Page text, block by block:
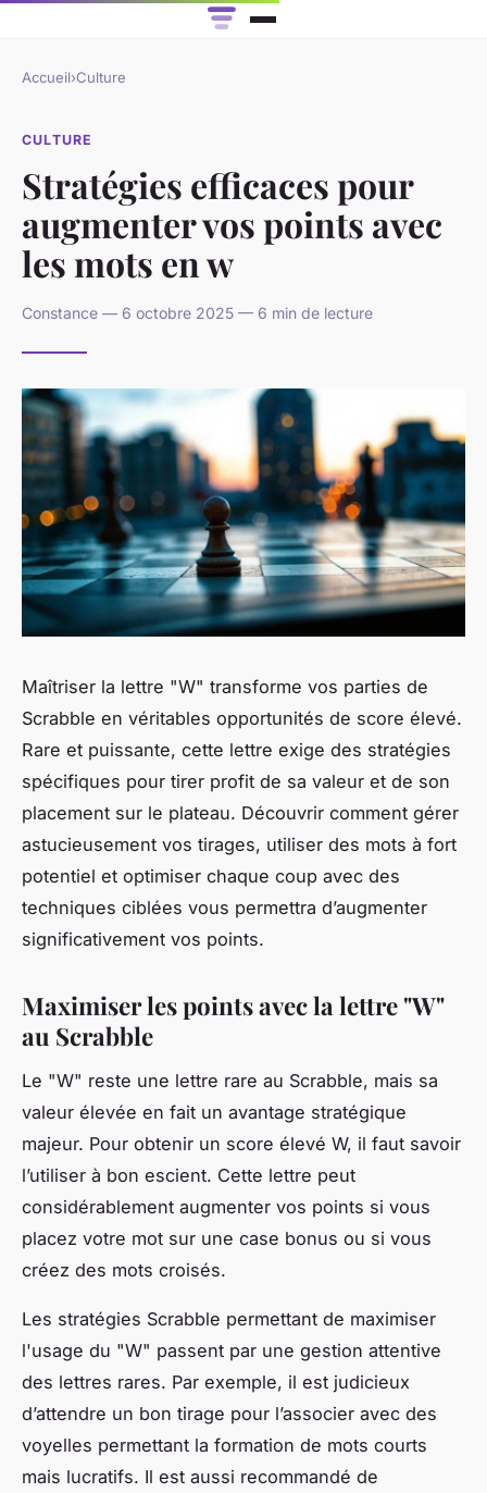
Accueil›Culture
CULTURE
Stratégies efficaces pour
augmenter vos points avec
les mots en w
Constance — 6 octobre 2025 — 6 min de lecture
Maîtriser la lettre "W" transforme vos parties de
Scrabble en véritables opportunités de score élevé.
Rare et puissante, cette lettre exige des stratégies
spécifiques pour tirer profit de sa valeur et de son
placement sur le plateau. Découvrir comment gérer
astucieusement vos tirages, utiliser des mots à fort
potentiel et optimiser chaque coup avec des
techniques ciblées vous permettra d’augmenter
significativement vos points.
Maximiser les points avec la lettre "W"
au Scrabble
Le "W" reste une lettre rare au Scrabble, mais sa
valeur élevée en fait un avantage stratégique
majeur. Pour obtenir un score élevé W, il faut savoir
l’utiliser à bon escient. Cette lettre peut
considérablement augmenter vos points si vous
placez votre mot sur une case bonus ou si vous
créez des mots croisés.
Les stratégies Scrabble permettant de maximiser
l'usage du "W" passent par une gestion attentive
des lettres rares. Par exemple, il est judicieux
d’attendre un bon tirage pour l’associer avec des
voyelles permettant la formation de mots courts
mais lucratifs. Il est aussi recommandé de